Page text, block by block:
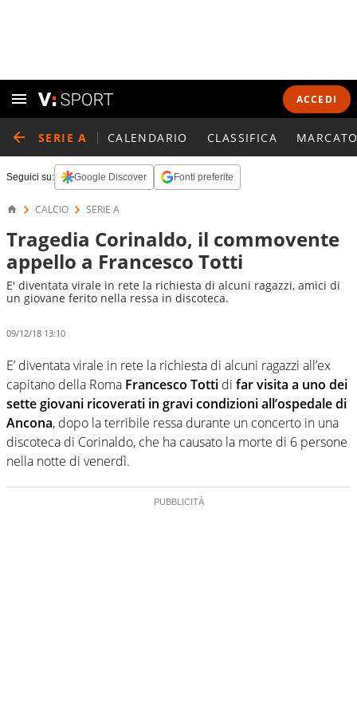
ACCEDI
SERIE A CALENDARIO CLASSIFICA
Seguici su: Google Discover Fonti preferite
CALCIO SERIE A
Tragedia Corinaldo, il commovente
appello a Francesco Totti
E' diventata virale in rete la richiesta di alcuni ragazzi, amici di
un giovane ferito nella ressa in discoteca.
09/12/18 13:10
E’ diventata virale in rete la richiesta di alcuni ragazzi all’ex
capitano della Roma Francesco Totti di far visita a uno dei
sette giovani ricoverati in gravi condizioni all’ospedale di
Ancona, dopo la terribile ressa durante un concerto in una
discoteca di Corinaldo, che ha causato la morte di 6 persone
nella notte di venerdì.